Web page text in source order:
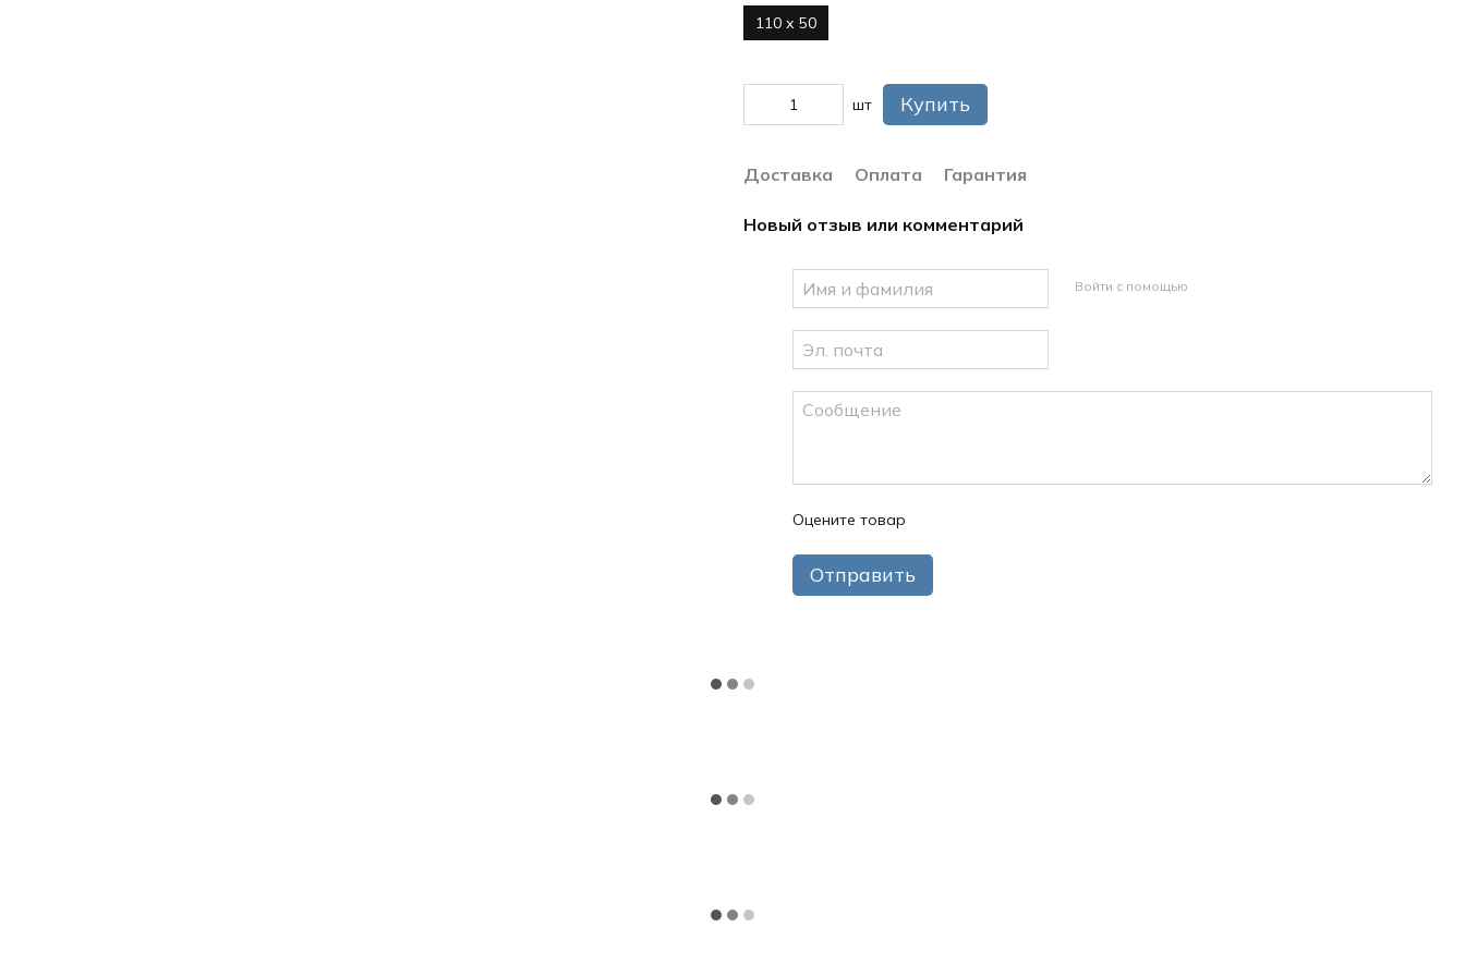
110 х 50
шт Купить
Доставка Оплата Гарантия
Новый отзыв или комментарий
Войти с помощью
Оцените товар
Отправить